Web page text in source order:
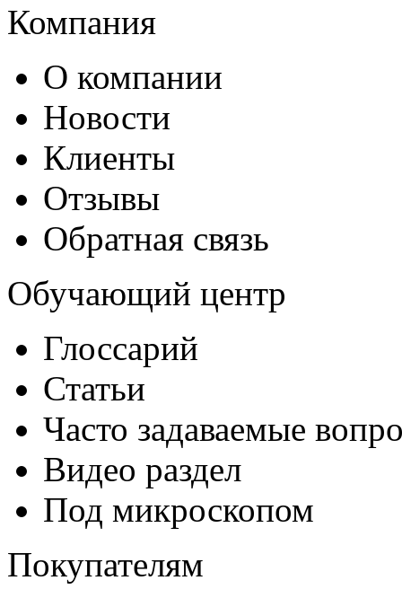
Компания
О компании
Новости
Клиенты
Отзывы
Обратная связь
Обучающий центр
Глоссарий
Статьи
Часто задаваемые
Видео раздел
Под микроскопом
Покупателям